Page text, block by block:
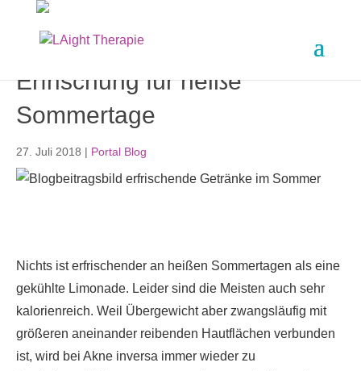
Erfrischung für heiße
Sommertage
27. Juli 2018 | Portal Blog
Nichts ist erfrischender an heißen Sommertagen als eine
gekühlte Limonade. Leider sind die Meisten auch sehr
kalorienreich. Weil Übergewicht aber zwangsläufig mit
größeren aneinander reibenden Hautflächen verbunden
ist, wird bei Akne inversa immer wieder zu